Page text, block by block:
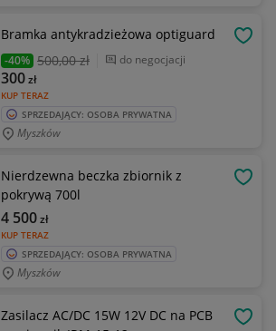
Bramka antykradzieżowa optiguard
-40% 500,00 zł do negocjacji
KUP TERAZ
300zł
SPRZEDAJĄCY: OSOBA PRYWATNA
Myszków
Nierdzewna beczka zbiornik z
pokrywą 700l
KUP TERAZ
4 500zł
SPRZEDAJĄCY: OSOBA PRYWATNA
Myszków
Zasilacz AC/DC 15W 12V DC na PCB